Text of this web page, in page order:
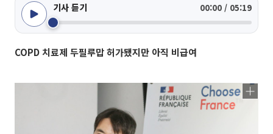
기사 듣기 00:00 / 05:19
COPD 치료제 두필루맙 허가됐지만 아직 비급여